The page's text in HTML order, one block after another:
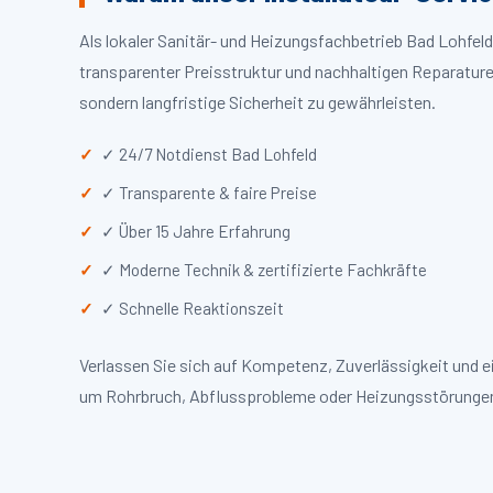
Als lokaler Sanitär- und Heizungsfachbetrieb Bad
transparenter Preisstruktur und nachhaltigen
sondern langfristige Sicherheit zu gewährleisten.
✓ 24/7 Notdienst Bad Lohfeld
✓ Transparente & faire Preise
✓ Über 15 Jahre Erfahrung
✓ Moderne Technik & zertifizierte Fachkräfte
✓ Schnelle Reaktionszeit
Verlassen Sie sich auf Kompetenz, Zuverlässigkeit
um Rohrbruch, Abflussprobleme oder